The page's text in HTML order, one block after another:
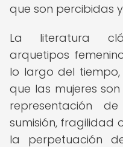
que son percibidas
La literatura
arquetipos
lo largo del
que las mujeres
representación
sumisión, fragilidad
la perpetuación